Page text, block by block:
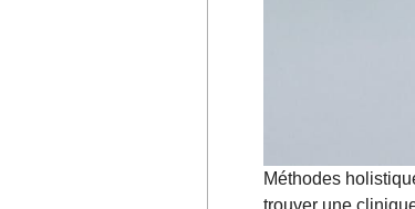
Méthodes
trouver une